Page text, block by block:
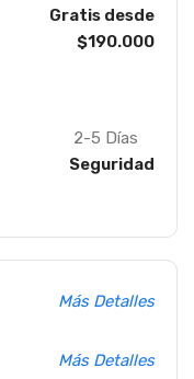
Gratis desde
$190.000
2-5 Días
Seguridad
Más Detalles
Más Detalles